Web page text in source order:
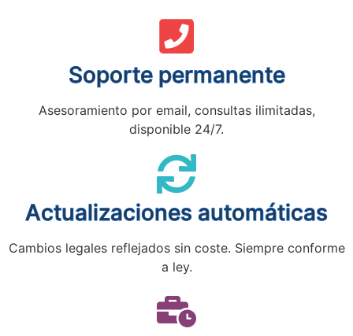
Soporte permanente
Asesoramiento por email, consultas ilimitadas,
disponible 24/7.
Actualizaciones automáticas
Cambios legales reflejados sin coste. Siempre conforme
a ley.